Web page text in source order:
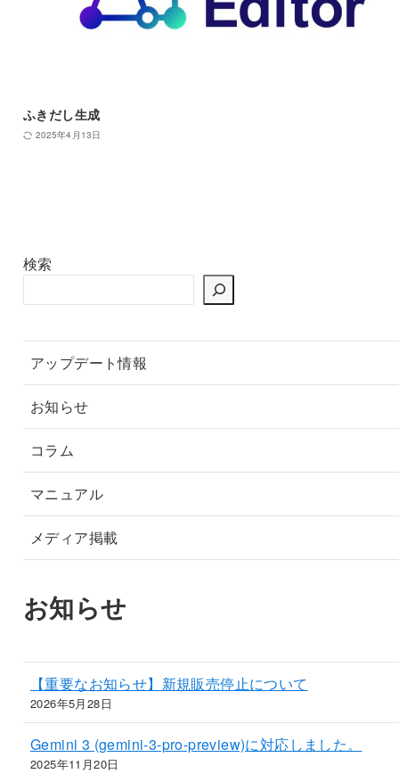
ふきだし生成
2025年4月13日
検索
アップデート情報
お知らせ
コラム
マニュアル
メディア掲載
お知らせ
【重要なお知らせ】新規販売停止について
2026年5月28日
Gemini 3 (gemini-3-pro-preview)に対応しました。
2025年11月20日